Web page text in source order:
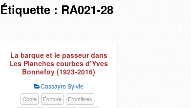
Étiquette : RA021-28
La barque et le passeur dans
Les Planches courbes d’Yves
Bonnefoy (1923-2016)
Cassayre Sylvie
Conte Écriture
Frontières